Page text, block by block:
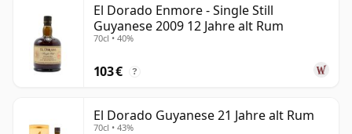
El Dorado Enmore - Single Still
Guyanese 2009 12 Jahre alt Rum
70cl • 40%
103 € ?
El Dorado Guyanese 21 Jahre alt Rum
70cl • 43%